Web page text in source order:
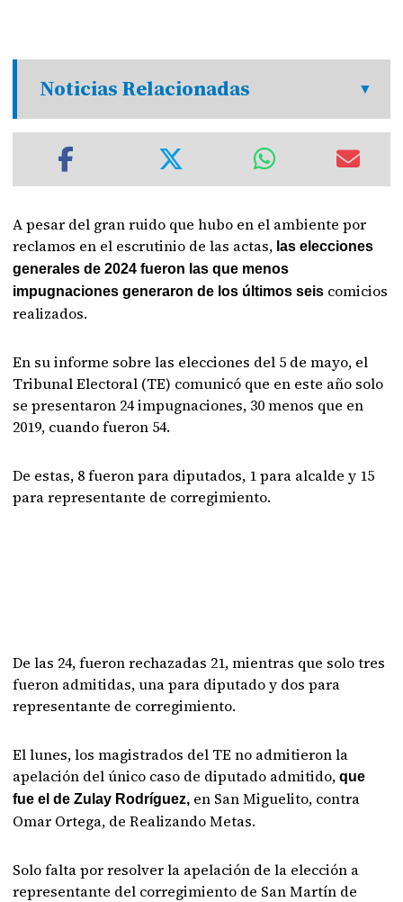
Noticias Relacionadas
A pesar del gran ruido que hubo en el ambiente por
reclamos en el escrutinio de las actas, las elecciones
generales de 2024 fueron las que menos
impugnaciones generaron de los últimos seis comicios
realizados.
En su informe sobre las elecciones del 5 de mayo, el
Tribunal Electoral (TE) comunicó que en este año solo
se presentaron 24 impugnaciones, 30 menos que en
2019, cuando fueron 54.
De estas, 8 fueron para diputados, 1 para alcalde y 15
para representante de corregimiento.
De las 24, fueron rechazadas 21, mientras que solo tres
fueron admitidas, una para diputado y dos para
representante de corregimiento.
El lunes, los magistrados del TE no admitieron la
apelación del único caso de diputado admitido,que
fue el de Zulay Rodríguez, en San Miguelito, contra
Omar Ortega, de Realizando Metas.
Solo falta por resolver la apelación de la elección a
representante del corregimiento de San Martín de